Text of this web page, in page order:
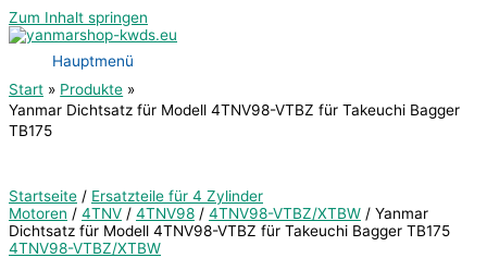
Zum Inhalt springen
Hauptmenü
Start
Produkte
Yanmar Dichtsatz für Modell 4TNV98-VTBZ für Takeuchi Bagger
TB175
Startseite / Ersatzteile für 4 Zylinder
Motoren / 4TNV / 4TNV98 / 4TNV98-VTBZ/XTBW / Yanmar
Dichtsatz für Modell 4TNV98-VTBZ für Takeuchi Bagger TB175
4TNV98-VTBZ/XTBW